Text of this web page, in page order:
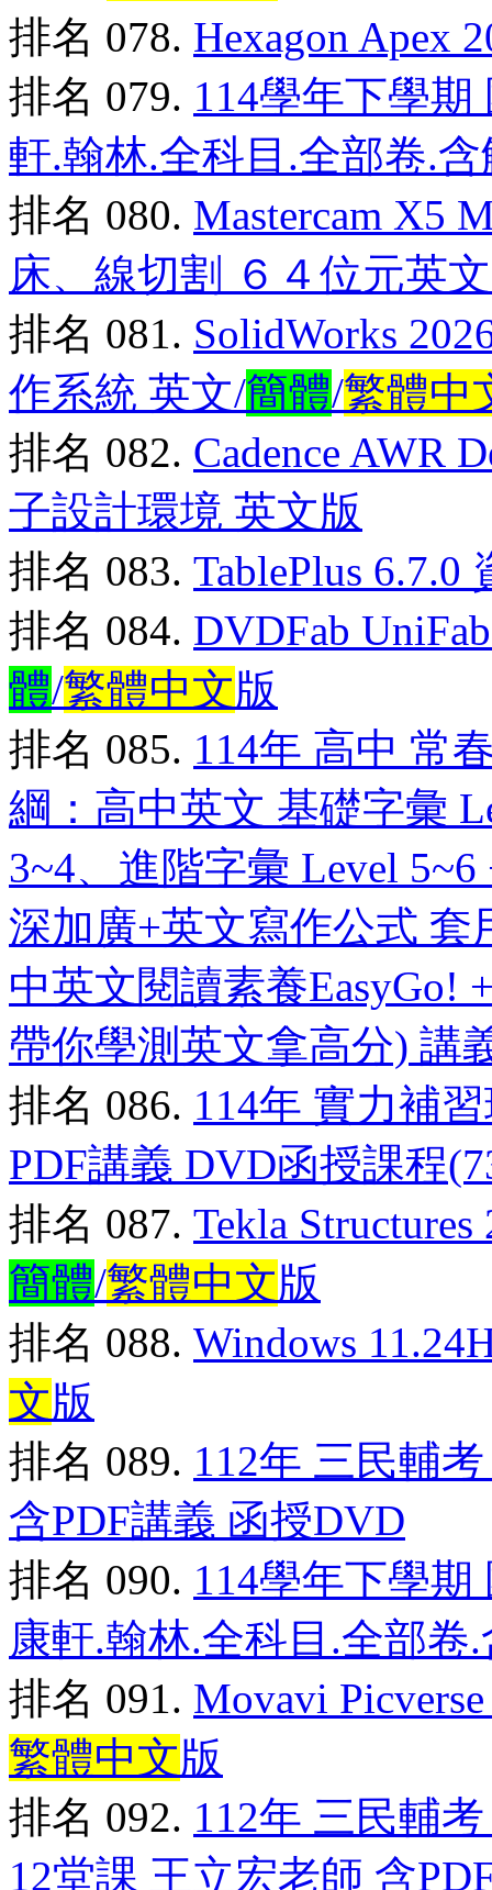
排名 078. Hexagon Apex
排名 079. 114學年下學
軒.翰林.全科目.全部卷.
排名 080. Mastercam X5
床、線切割 ６４位元英
排名 081. SolidWorks
作系統 英文/簡體/繁體中
排名 082. Cadence AWR
子設計環境 英文版
排名 083. TablePlus 6.7.0
排名 084. DVDFab
體/繁體中文版
排名 085. 114年 高中 常
綱：高中英文 基礎字彙
3~4、進階字彙 Level
深加廣+英文寫作公式 套
中英文閱讀素養EasyGo!
帶你學測英文拿高分) 講
排名 086. 114年 實力補
PDF講義 DVD函授課程
排名 087. Tekla
簡體/繁體中文版
排名 088. Windows
文版
排名 089. 112年 三民輔
含PDF講義 函授DVD
排名 090. 114學年下學期
康軒.翰林.全科目.全部卷
排名 091. Movavi
繁體中文版
排名 092. 112年 三民輔
12堂課 王立宏老師 含